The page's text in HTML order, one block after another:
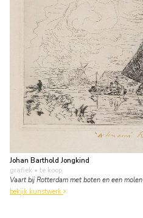
Johan Barthold Jongkind
grafiek • te koop
Vaart bij Rotterdam met boten en een molen
bekijk kunstwerk